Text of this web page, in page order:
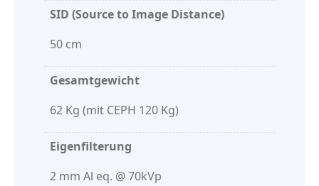
SID (Source to Image Distance)
50 cm
Gesamtgewicht
62 Kg (mit CEPH 120 Kg)
Eigenfilterung
2 mm Al eq. @ 70kVp